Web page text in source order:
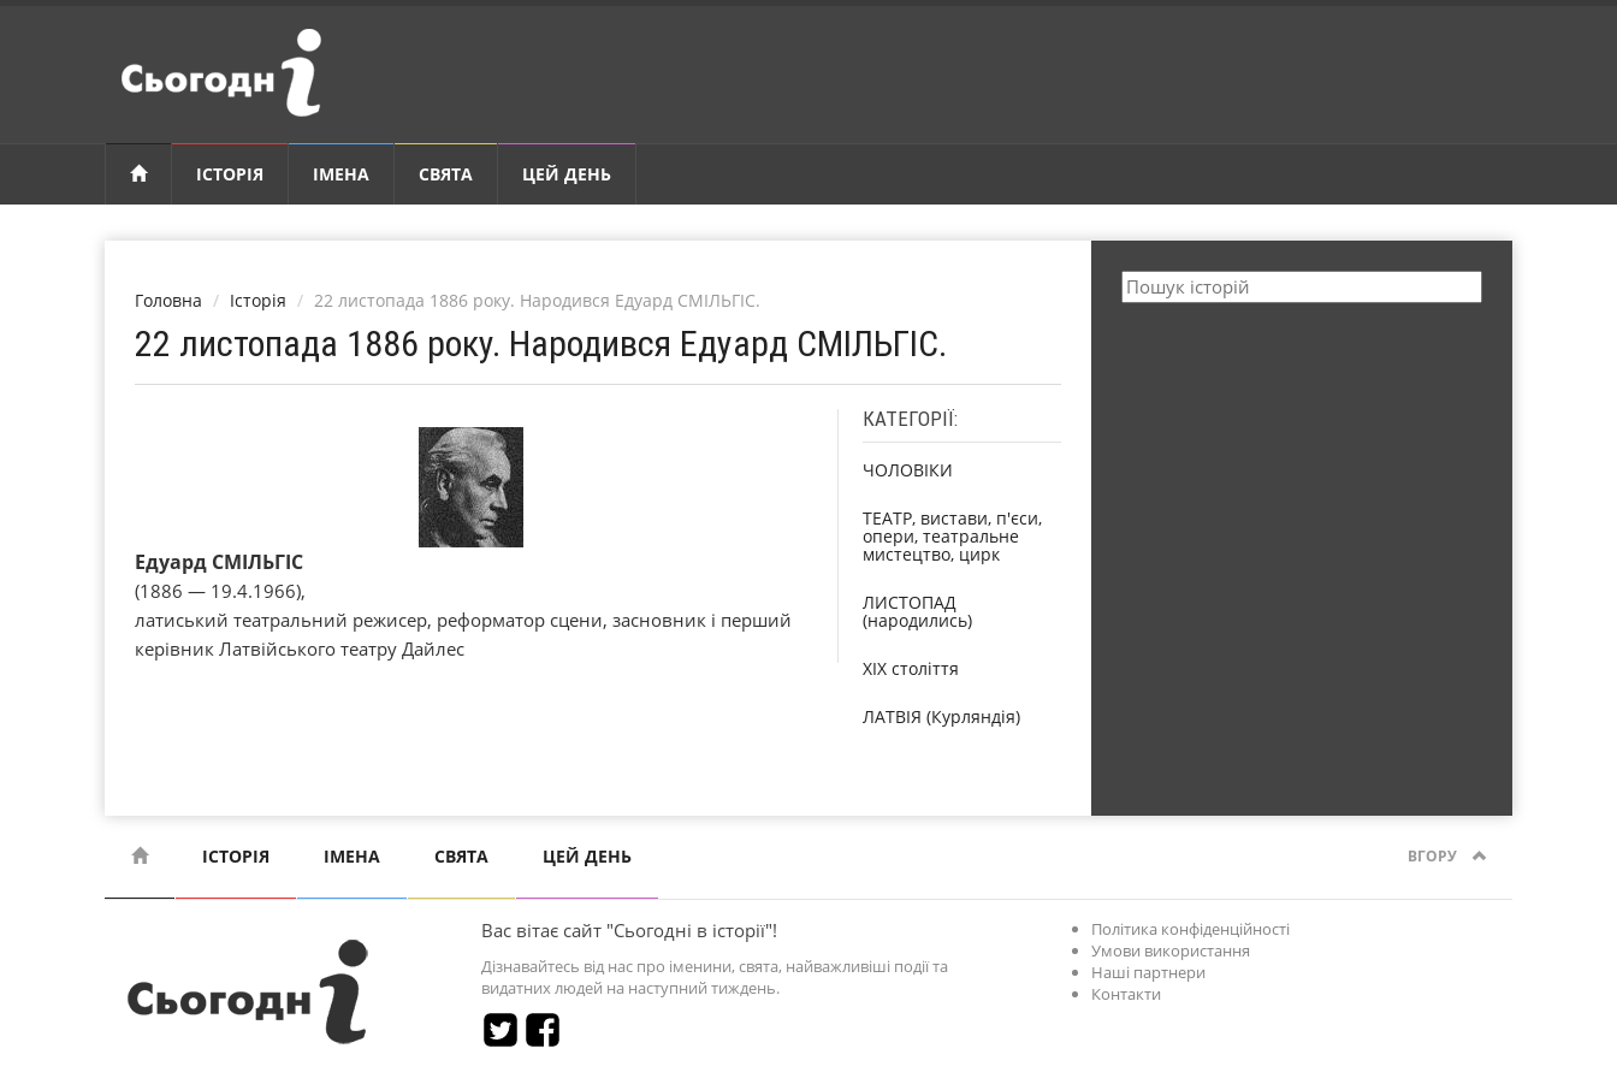
ІСТОРІЯ ІМЕНА СВЯТА ЦЕЙ ДЕНЬ
Головна Історія 22 листопада 1886 року. Народився Едуард СМІЛЬГІС.
22 листопада 1886 року. Народився Едуард СМІЛЬГІС.
Едуард СМІЛЬГІС
(1886 — 19.4.1966),
латиський театральний режисер, реформатор сцени, засновник і перший
керівник Латвійського театру Дайлес
КАТЕГОРІЇ:
ЧОЛОВІКИ
ТЕАТР, вистави, п'єси,
опери, театральне
мистецтво, цирк
ЛИСТОПАД
(народились)
XIX століття
ЛАТВІЯ (Курляндія)
ІСТОРІЯ ІМЕНА СВЯТА ЦЕЙ ДЕНЬ ВГОРУ
Вас вітає сайт "Сьогодні в історії"!
Дізнавайтесь від нас про іменини, свята, найважливіші події та
видатних людей на наступний тиждень.
Політика конфіденційності
Умови використання
Наші партнери
Контакти